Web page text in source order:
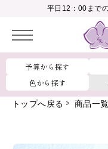
平日12：00まで
予算から探す
色から探す
会員ランク
トップへ戻る 商品一覧